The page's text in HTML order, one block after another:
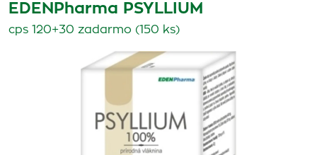
EDENPharma PSYLLIUM
cps 120+30 zadarmo (150 ks)